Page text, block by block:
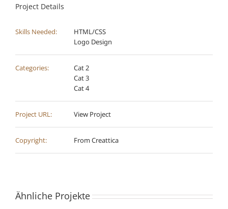
Project Details
Skills Needed:
HTML/CSS
Logo Design
Categories:
Cat 2
Cat 3
Cat 4
Project URL: View Project
Copyright: From Creattica
Ähnliche Projekte